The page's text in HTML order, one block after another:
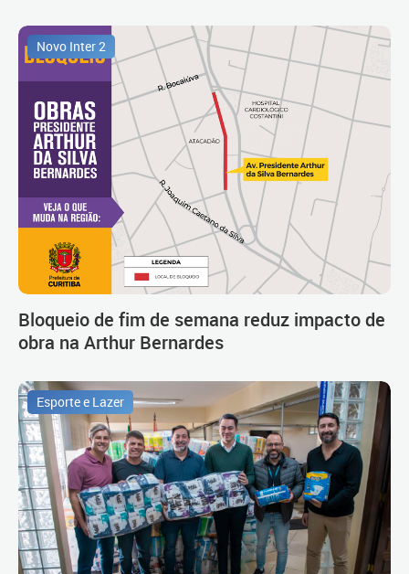
Novo Inter 2
Bloqueio de fim de semana reduz impacto de
obra na Arthur Bernardes
Esporte e Lazer